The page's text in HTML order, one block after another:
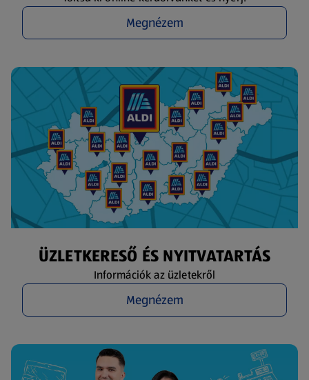
Megnézem
ÜZLETKERESŐ ÉS NYITVATARTÁS
Információk az üzletekről
Megnézem